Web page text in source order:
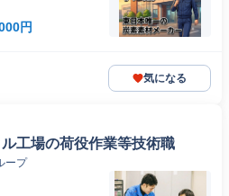
円
気になる
工場の荷役作業等技術職
ープ